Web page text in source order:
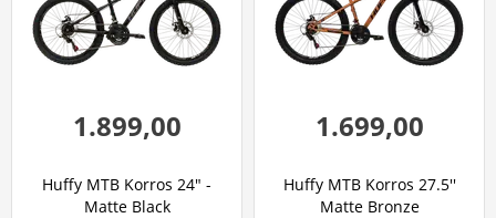
1.899,00
Huffy MTB Korros 24" -
Matte Black
1.699,00
Huffy MTB Korros 27.5''
Matte Bronze